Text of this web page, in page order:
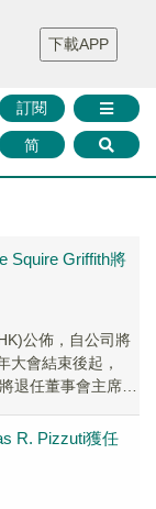
華證券 媒體矩陣
庫沙龍
聯絡我們
訂閱
简
下載APP
Squire Griffith將
公佈，自公司將
大會結束後起，
退任董事會主席兼
R. Pizzuti獲任